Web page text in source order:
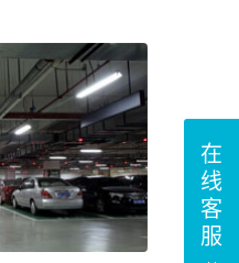
在
线
客
服